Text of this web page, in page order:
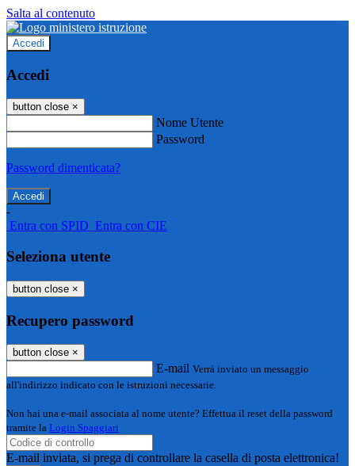
Salta al contenuto
Accedi
Accedi
button close ×
Nome Utente
Password
Password dimenticata?
-
Entra con SPID Entra con CIE
Seleziona utente
button close ×
Recupero password
button close ×
E-mail Verrà inviato un messaggio
all'indirizzo indicato con le istruzioni necessarie.
Non hai una e-mail associata al nome utente? Effettua il reset della password
tramite la Login Spaggiari
E-mail inviata, si prega di controllare la casella di posta elettronica!